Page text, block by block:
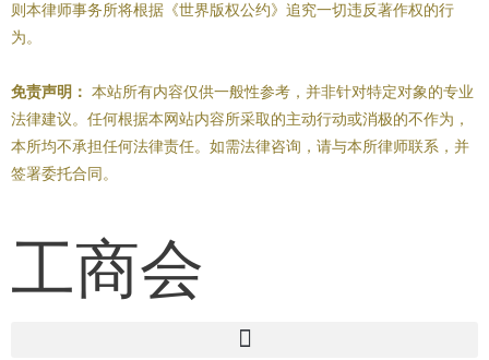
则本律师事务所将根据《世界版权公约》追究一切违反著作权的行
为。
免责声明： 本站所有内容仅供一般性参考，并非针对特定对象的专业
法律建议。任何根据本网站内容所采取的主动行动或消极的不作为，
本所均不承担任何法律责任。如需法律咨询，请与本所律师联系，并
签署委托合同。
工商会